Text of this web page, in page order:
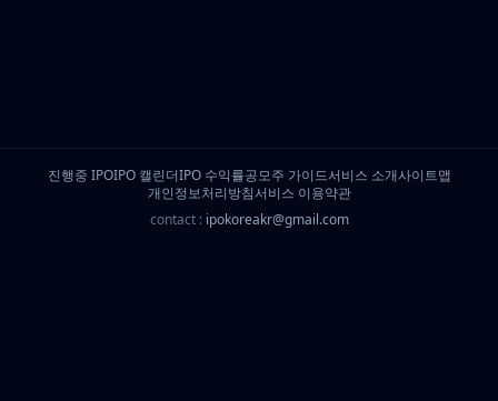
진행중 IPOIPO 캘린더IPO 수익률공모주 가이드서비스 소개사이트맵
개인정보처리방침서비스 이용약관
contact : ipokoreakr@gmail.com